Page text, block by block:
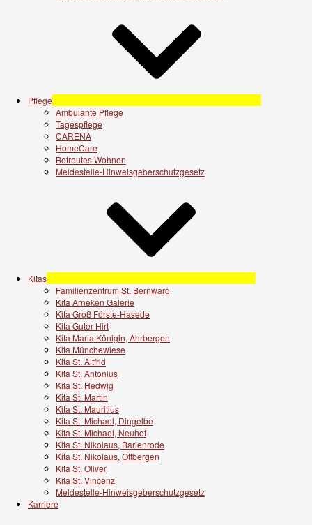
Pflege
Ambulante Pflege
Tagespflege
CARENA
HomeCare
Betreutes Wohnen
Meldestelle-Hinweisgeberschutzgesetz
Kitas
Familienzentrum St. Bernward
Kita Arneken Galerie
Kita Groß Förste-Hasede
Kita Guter Hirt
Kita Maria Königin, Ahrbergen
Kita Münchewiese
Kita St. Altfrid
Kita St. Antonius
Kita St. Hedwig
Kita St. Martin
Kita St. Mauritius
Kita St. Michael, Dingelbe
Kita St. Michael, Neuhof
Kita St. Nikolaus, Barienrode
Kita St. Nikolaus, Ottbergen
Kita St. Oliver
Kita St. Vincenz
Meldestelle-Hinweisgeberschutzgesetz
Karriere